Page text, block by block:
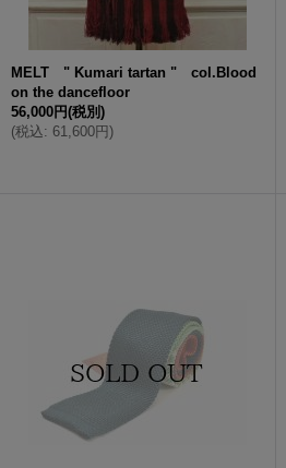
MELT " Kumari tartan " col.Blood
on the dancefloor
56,000円(税別)
(税込: 61,600円)